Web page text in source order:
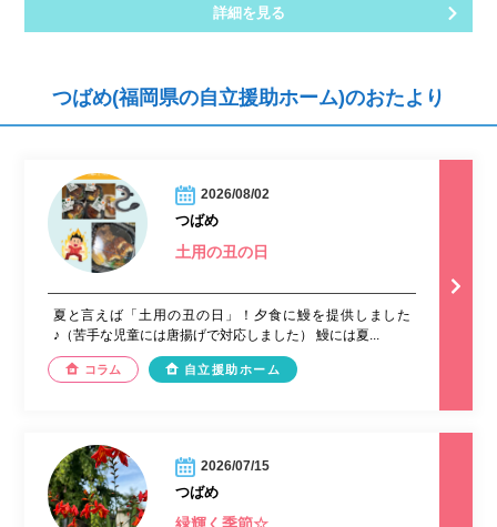
詳細を見る
つばめ(福岡県の自立援助ホーム)のおたより
2026/08/02
つばめ
土用の丑の日
夏と言えば「土用の丑の日」！夕食に鰻を提供しました
♪（苦手な児童には唐揚げで対応しました） 鰻には夏...
コラム 自立援助ホーム
2026/07/15
つばめ